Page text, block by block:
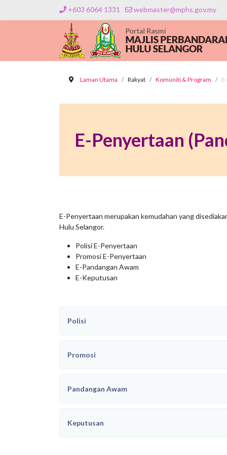
+603 6064 1331 webmaster@mphs.gov.my
Laman Utama Rakyat Komuniti & Program
E-Penyertaan
E-Penyertaan merupakan kemudahan yang
Hulu Selangor.
Polisi E-Penyertaan
Promosi E-Penyertaan
E-Pandangan Awam
E-Keputusan
Polisi
Promosi
Pandangan Awam
Keputusan